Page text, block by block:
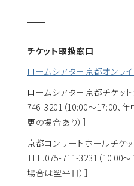
チケット取扱窓口
ロームシアター京都オンライ
ロームシアター京都チケッ
746-3201（10:00～17:00、
更の場合あり）］
京都コンサートホールチケ
TEL.075-711-3231（10:00
場合は翌平日）］